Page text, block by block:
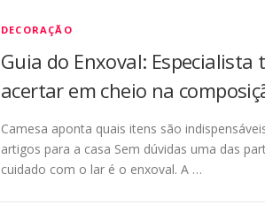
DECORAÇÃO
Guia do Enxoval: Especialista
acertar em cheio na
Camesa aponta quais itens são
artigos para a casa Sem dúvidas uma das
cuidado com o lar é o enxoval. A …